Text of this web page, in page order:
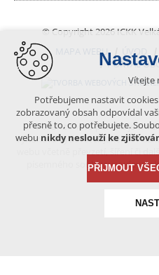
© Copyright 2026 ICKK
MAPA WEBU
ÚVOD
PORTÁL
Obsah tohoto portálu je
vykonává vydavatel. Jakékoliv
písemného souhlasu vydavatele
Vítejte
Potřebujeme nastavit
zobrazovaný obsah odpovídal
přesně to, co potřebujete.
webu nikdy neslouží ke
PŘIJMOUT